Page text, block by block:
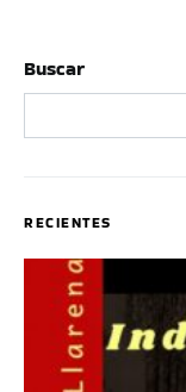
Buscar
RECIENTES